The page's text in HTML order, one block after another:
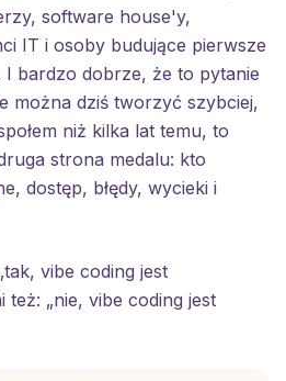
software house'y,
IT i osoby budujące pierwsze
bardzo dobrze, że to pytanie
można dziś tworzyć szybciej,
niż kilka lat temu, to
strona medalu: kto
dostęp, błędy, wycieki i
vibe coding jest
„nie, vibe coding jest